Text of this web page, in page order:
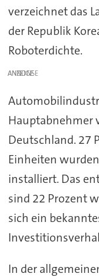
verzeichnet das
der Republik
Roboterdichte.
ANZEIGE
Hauptabnehmer
Deutschland. 27
Einheiten
installiert. Das
sind 22 Prozent
sich ein
In der